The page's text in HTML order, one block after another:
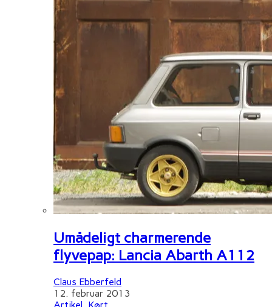
Umådeligt charmerende
flyvepap: Lancia Abarth A112
Claus Ebberfeld
12. februar 2013